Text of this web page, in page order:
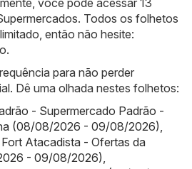
Todos os folhetos
então não hesite:
para não perder
Dê uma olhada nestes folhetos:
- Supermercado Padrão -
(08/08/2026 - 09/08/2026)
Atacadista - Ofertas da
- 09/08/2026)